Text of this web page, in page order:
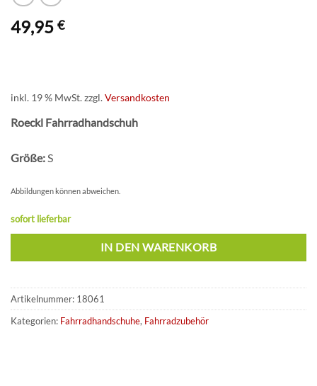
49,95 €
inkl. 19 % MwSt.zzgl.Versandkosten
Roeckl Fahrradhandschuh
Größe: S
Abbildungen können abweichen.
sofort lieferbar
IN DEN WARENKORB
Artikelnummer: 18061
Kategorien: Fahrradhandschuhe, Fahrradzubehör